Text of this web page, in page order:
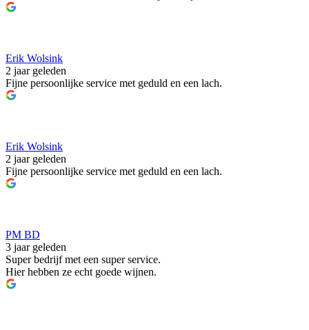
Erik Wolsink
2 jaar geleden
Fijne persoonlijke service met geduld en een lach.
Erik Wolsink
2 jaar geleden
Fijne persoonlijke service met geduld en een lach.
PM BD
3 jaar geleden
Super bedrijf met een super service.
Hier hebben ze echt goede wijnen.